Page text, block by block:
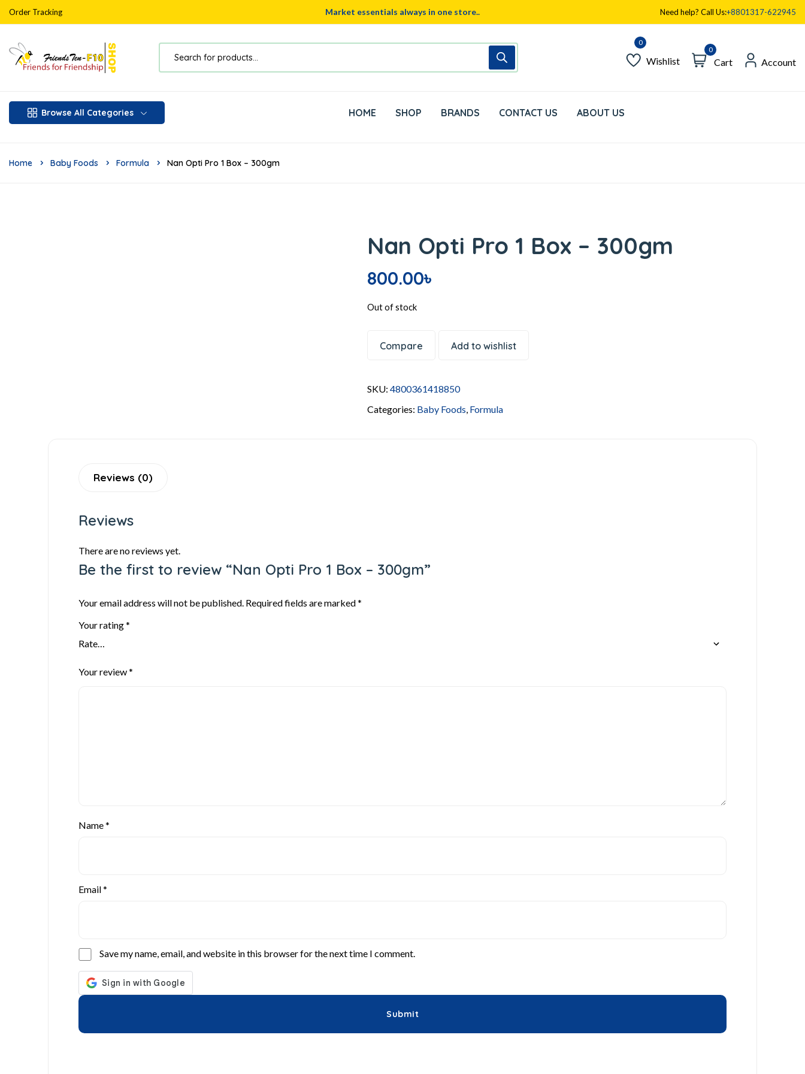
Order Tracking Market essentials always in one store.. Need help? Call Us:+8801317-622945
Wishlist
0
Cart Account
Browse All Categories HOME SHOP BRANDS CONTACT US ABOUT US
Home Baby Foods Formula Nan Opti Pro 1 Box – 300gm
Nan Opti Pro 1 Box – 300gm
800.00৳
Out of stock
Compare Add to wishlist
SKU:4800361418850
Categories: Baby Foods Formula
Reviews (0)
Reviews
There are no reviews yet.
Be the first to review “Nan Opti Pro 1 Box – 300gm”
Your email address will not be published. Required fields are marked*
Your rating*
Your review*
Name*
Email*
Save my name, email, and website in this browser for the next time I comment.